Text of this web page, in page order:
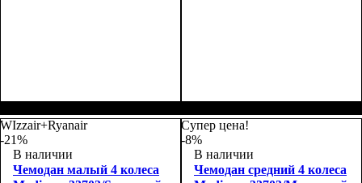
55х36х20
75х50х30
WIzzair+Ryanair
-21%
В наличии
Чемодан малый 4 колеса
Супер цена!
-8%
В наличии
Чемодан средний 4 колеса